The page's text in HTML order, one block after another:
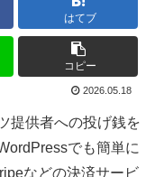
はてブ
コピー
2026.05.18
提供者への投げ銭を
でも簡単に
などの決済サービ